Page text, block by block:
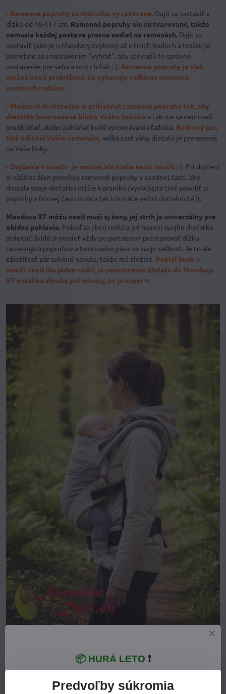
- Ramenné popruhy sú mäkučko vyvatované. Dajú sa nastaviť v
dĺžke od 46-117 cm. Ramenné popruhy nie sú tvarované, takže
nemusia každej postave presne sedieť na ramenách. Dajú sa
nastaviť (ako je u Manducy zvykom) až v troch bodoch a trošku je
potrebné sa s nastavením "vyhrať", aby ste našli to správne
nastavenie pre seba a svoj chrbát :-). Ramenné popruhy je tiež
možné nosiť prekrížené, čo vyhovuje veľkému percentu
nosiacich rodičov.
- Možnosť dostatočne si pritiahnuť ramenné popruhy tak, aby
dieťatko bolo nosené blízko Vášho ťažiska a tak ste sa nemuseli
predkláňať, alebo zakláňať kvôli vyrovnávaniu ťažiska. Bedrový pás
tiež odľahčí Vašim ramenám,veľká časť váhy dieťaťa je prenesená
na Vaše boky.
- Dojčenie v nosiči - je možné, ale treba sa to naučiť :-). Pri dojčení
si väčšina žien povoľuje ramenné popruhy v spodnej časti, aby
dostala svoje dieťatko nižšie k prsníku (vyskúšajte tiež povoliť si
popruhy v hornej časti nosiča (ak ich máte veľmi dotiahnuté)).
Manducu XT môžu nosiť muži aj ženy, jej strih je univerzálny pre
obidve pohlavia. Pokiaľ sa chcú rodičia pri nosení svojho dieťatka
striedať, budú si musieť vždy po partnerovi prestavovať dĺžku
ramenných popruhov a bedrového pása na svoju veľkosť. Je to ale
záležitosť pár sekúnd navyše, takže nič zložité. Pokiaľ bude v
nosiči nosiť iba jeden rodič, je umiestnenie dieťaťa do Manducy
XT otázkou zhruba pol minúty, čo je super ♥.
Výrobca urobil všetko preto, aby bola Manduca XT bezpečná a
pre dieťa maximálne pohodlná:
- Dieťa sedí v Manduce v M-pozícii,kedy sú kolienka dieťaťa
Predvoľby súkromia
📦 HURÁ LETO ❗